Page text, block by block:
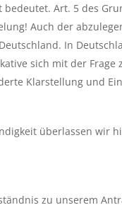
Art. 5 des
Auch der
In
sich mit der
Klarstellung und
überlassen wir
zu unserem